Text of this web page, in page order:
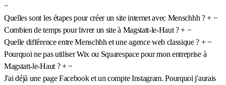
−
Quelles sont les étapes pour créer un site internet avec Menschhh ? + −
Combien de temps pour livrer un site à Magstatt-le-Haut ? + −
Quelle différence entre Menschhh et une agence web classique ? + −
Pourquoi ne pas utiliser Wix ou Squarespace pour mon entreprise à
Magstatt-le-Haut ? + −
J'ai déjà une page Facebook et un compte Instagram. Pourquoi j'aurais